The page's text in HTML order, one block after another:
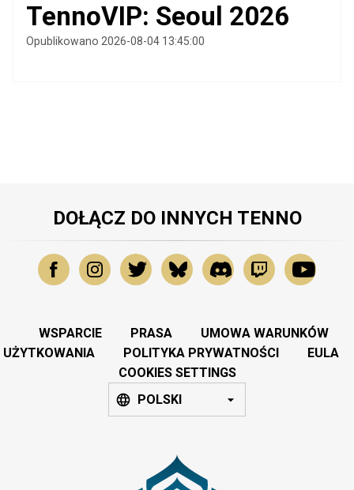
TennoVIP: Seoul 2026
Opublikowano 2026-08-04 13:45:00
DOŁĄCZ DO INNYCH TENNO
WSPARCIE PRASA
UMOWA WARUNKÓW
UŻYTKOWANIA
POLITYKA PRYWATNOŚCI
EULA
COOKIES SETTINGS
POLSKI